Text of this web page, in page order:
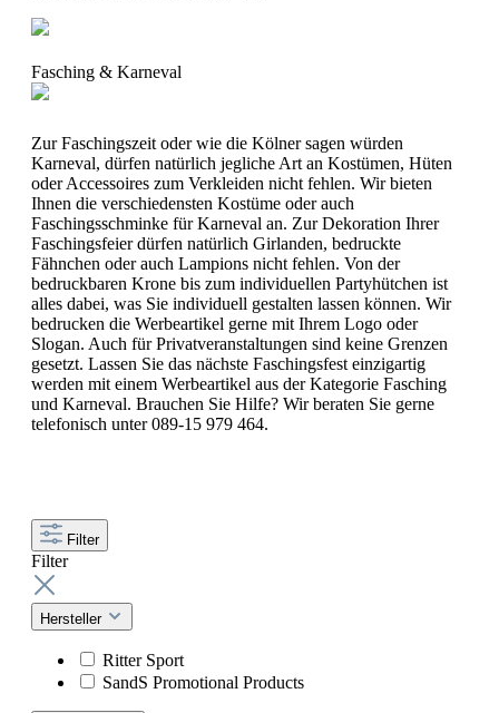
Fasching & Karneval
Zur Faschingszeit oder wie die Kölner sagen würden
Karneval, dürfen natürlich jegliche Art an Kostümen, Hüten
oder Accessoires zum Verkleiden nicht fehlen. Wir bieten
Ihnen die verschiedensten Kostüme oder auch
Faschingsschminke für Karneval an. Zur Dekoration Ihrer
Faschingsfeier dürfen natürlich Girlanden, bedruckte
Fähnchen oder auch Lampions nicht fehlen. Von der
bedruckbaren Krone bis zum individuellen Partyhütchen ist
alles dabei, was Sie individuell gestalten lassen können. Wir
bedrucken die Werbeartikel gerne mit Ihrem Logo oder
Slogan. Auch für Privatveranstaltungen sind keine Grenzen
gesetzt. Lassen Sie das nächste Faschingsfest einzigartig
werden mit einem Werbeartikel aus der Kategorie Fasching
und Karneval. Brauchen Sie Hilfe? Wir beraten Sie gerne
telefonisch unter 089-15 979 464.
Filter
Filter
Hersteller
Ritter Sport
SandS Promotional Products